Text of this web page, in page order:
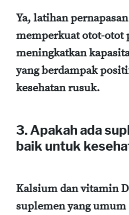
Ya, latihan
memperkuat otot-otot
meningkatkan
yang berdampak
kesehatan rusuk.
3. Apakah ada
baik untuk
Kalsium dan vitamin
suplemen yang umum